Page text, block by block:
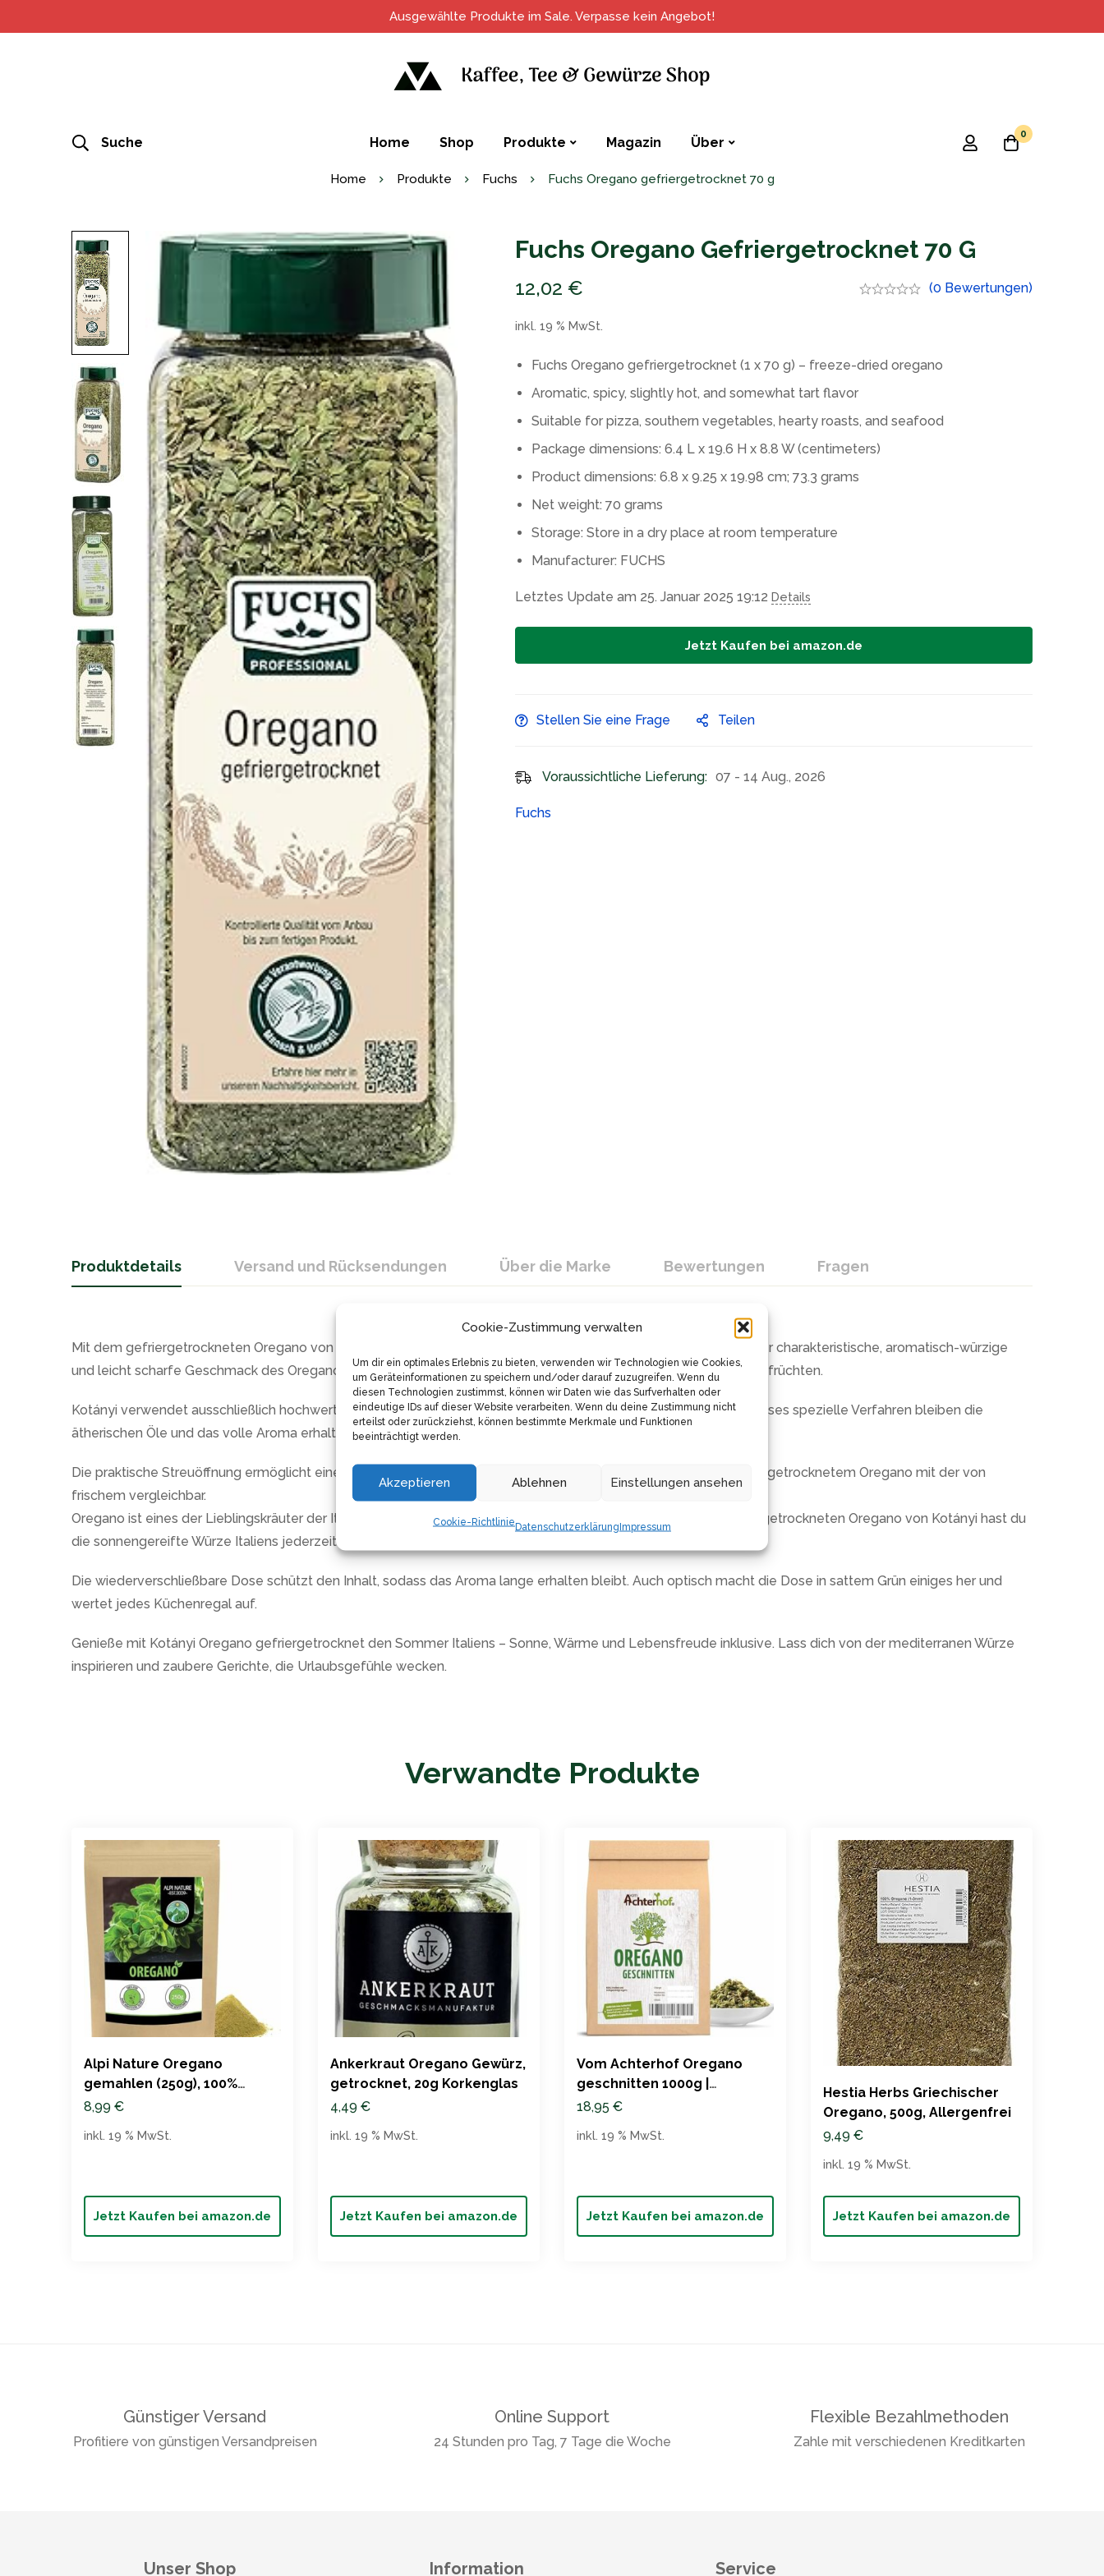
Cookie-Zustimmung verwalten
Um dir ein optimales Erlebnis zu bieten, verwenden wir Technologien wie Cookies,
um Geräteinformationen zu speichern und/oder darauf zuzugreifen. Wenn du
diesen Technologien zustimmst, können wir Daten wie das Surfverhalten oder
eindeutige IDs auf dieser Website verarbeiten. Wenn du deine Zustimmung nicht
erteilst oder zurückziehst, können bestimmte Merkmale und Funktionen
beeinträchtigt werden.
Akzeptieren Ablehnen Einstellungen ansehen
Cookie-RichtlinieDatenschutzerklärungImpressum
Ausgewählte Produkte im Sale. Verpasse kein Angebot!
Suche Home Shop Produkte Magazin Über
0
Home Produkte Fuchs Fuchs Oregano gefriergetrocknet 70 g
Fuchs Oregano Gefriergetrocknet 70 G
12,02 € (0 Bewertungen)
inkl. 19 % MwSt.
Fuchs Oregano gefriergetrocknet (1 x 70 g) – freeze-dried oregano
Aromatic, spicy, slightly hot, and somewhat tart flavor
Suitable for pizza, southern vegetables, hearty roasts, and seafood
Package dimensions: 6.4 L x 19.6 H x 8.8 W (centimeters)
Product dimensions: 6.8 x 9.25 x 19.98 cm; 73.3 grams
Net weight: 70 grams
Storage: Store in a dry place at room temperature
Manufacturer: FUCHS
Letztes Update am 25. Januar 2025 19:12 Details
Jetzt Kaufen bei amazon.de
Stellen Sie eine Frage Teilen
Voraussichtliche Lieferung: 07 - 14 Aug., 2026
Fuchs
Produktdetails Versand und Rücksendungen Über die Marke Bewertungen Fragen
Mit dem gefriergetrockneten Oregano von Kotányi bringst du authentische mediterrane Würze in deine Küche. Der charakteristische, aromatisch-würzige
und leicht scharfe Geschmack des Oreganos passt perfekt zu Pizza, Pasta, Gemüse, deftigen Braten und Meeresfrüchten.
Kotányi verwendet ausschließlich hochwertige Oreganoblätter, die schonend gefriergetrocknet werden. Durch dieses spezielle Verfahren bleiben die
ätherischen Öle und das volle Aroma erhalten. So schmeckt der Oregano von Kotányi fast wie frisch geerntet.
Die praktische Streuöffnung ermöglicht eine einfache und gleichmäßige Dosierung. Dabei ist die Menge an gefriergetrocknetem Oregano mit der von
frischem vergleichbar.
Oregano ist eines der Lieblingskräuter der Italiener und darf in keiner gut sortierten Küche fehlen. Mit dem gefriergetrockneten Oregano von Kotányi hast du
die sonnengereifte Würze Italiens jederzeit griffbereit.
Die wiederverschließbare Dose schützt den Inhalt, sodass das Aroma lange erhalten bleibt. Auch optisch macht die Dose in sattem Grün einiges her und
wertet jedes Küchenregal auf.
Genieße mit Kotányi Oregano gefriergetrocknet den Sommer Italiens – Sonne, Wärme und Lebensfreude inklusive. Lass dich von der mediterranen Würze
inspirieren und zaubere Gerichte, die Urlaubsgefühle wecken.
Verwandte Produkte
Alpi Nature Oregano
gemahlen (250g), 100%
natürlich
8,99 €
Jetzt Kaufen bei amazon.de
inkl. 19 % MwSt.
Ankerkraut Oregano Gewürz,
getrocknet, 20g Korkenglas
4,49 €
Jetzt Kaufen bei amazon.de
inkl. 19 % MwSt.
Vom Achterhof Oregano
geschnitten 1000g |
Getrocknet und gerebelt
18,95 €
Jetzt Kaufen bei amazon.de
inkl. 19 % MwSt.
Hestia Herbs Griechischer
Oregano, 500g, Allergenfrei
9,49 €
Jetzt Kaufen bei amazon.de
inkl. 19 % MwSt.
Günstiger Versand
Profitiere von günstigen Versandpreisen
Online Support
24 Stunden pro Tag, 7 Tage die Woche
Flexible Bezahlmethoden
Zahle mit verschiedenen Kreditkarten
Unser Shop Information Service